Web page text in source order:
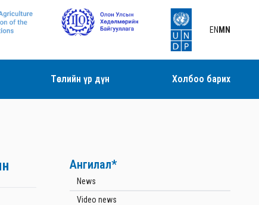
EN MN
Төслийн үр дүн Холбоо барих
Ангилал*
News
Video news